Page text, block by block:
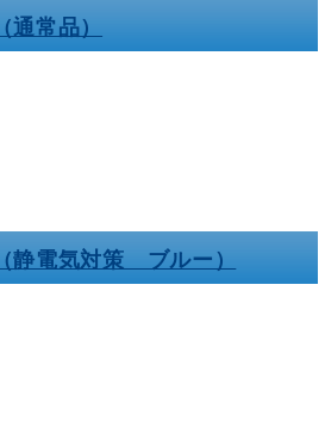
常品）
静電気対策 ブルー）